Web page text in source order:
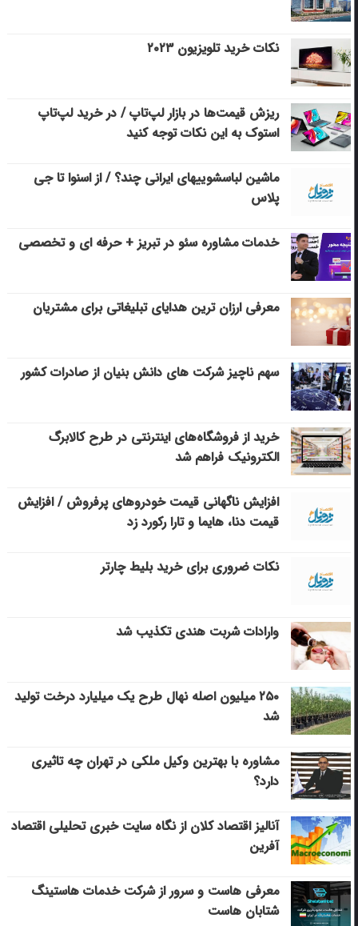
نکات خرید تلویزیون ۲۰۲۳
ریزش قیمت‌ها در بازار لپ‌تاپ / در خرید لپ‌تاپ
استوک به این نکات توجه کنید
ماشین لباسشویی‎های ایرانی چند؟ / از اسنوا تا جی
پلاس
خدمات مشاوره سئو در تبریز + حرفه ای و تخصصی
معرفی ارزان ترین هدایای تبلیغاتی برای مشتریان
سهم ناچیز شرکت های دانش بنیان از صادرات کشور
خرید از فروشگاه‌های اینترنتی در طرح کالابرگ
الکترونیک فراهم شد
افزایش ناگهانی قیمت خودروهای پرفروش / افزایش
قیمت دنا، هایما و تارا رکورد زد
نکات ضروری برای خرید بلیط چارتر
وارادات شربت هندی تکذیب شد
۲۵۰ میلیون اصله نهال طرح یک میلیارد درخت تولید
شد
مشاوره با بهترین وکیل ملکی در تهران چه تاثیری
دارد؟
آنالیز اقتصاد کلان از نگاه سایت خبری تحلیلی اقتصاد
آفرین
معرفی هاست و سرور از شرکت خدمات هاستینگ
شتابان هاست